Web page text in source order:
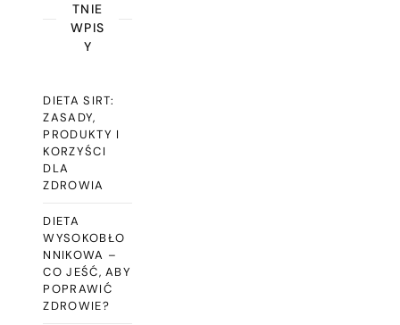
TNIE
WPIS
Y
DIETA SIRT:
ZASADY,
PRODUKTY I
KORZYŚCI
DLA
ZDROWIA
DIETA
WYSOKOBŁO
NNIKOWA –
CO JEŚĆ, ABY
POPRAWIĆ
ZDROWIE?